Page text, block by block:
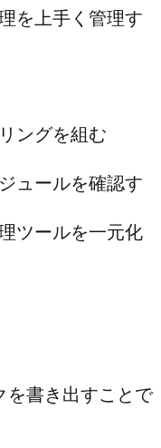
を上手く管理す
ングを組む
ュールを確認す
ツールを一元化
を書き出すことで